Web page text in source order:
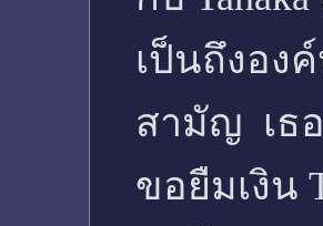
เป็นถึงอง
สามัญ เธ
ขอยืมเงิน